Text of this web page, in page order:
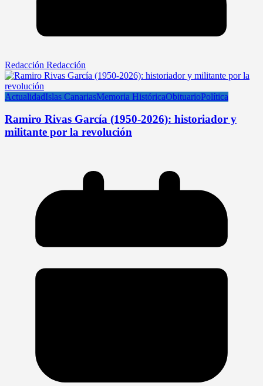
Redacción Redacción
ActualidadIslas CanariasMemoria HistóricaObituarioPolítica
Ramiro Rivas García (1950-2026): historiador y
militante por la revolución